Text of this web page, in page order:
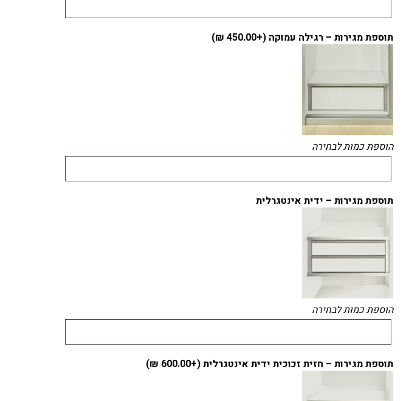
תוספת מגירות – רגילה עמוקה (+450.00
₪
)
הוספת כמות לבחירה
תוספת מגירות – ידית אינטגרלית
הוספת כמות לבחירה
תוספת מגירות – חזית זכוכית ידית אינטגרלית (+600.00
₪
)